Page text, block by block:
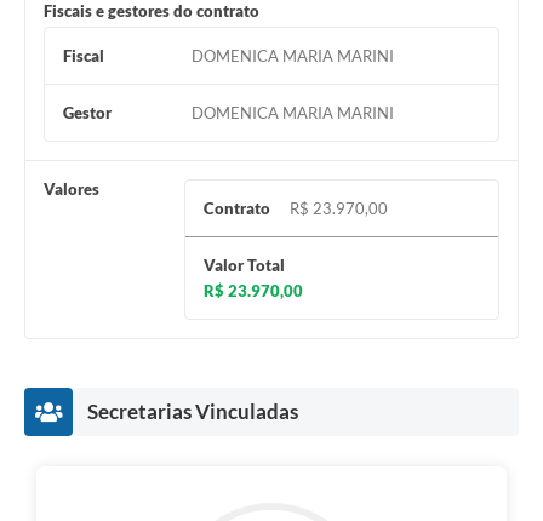
Fiscais e gestores do contrato
Fiscal DOMENICA MARIA MARINI
Gestor DOMENICA MARIA MARINI
Valores
Contrato
R$ 23.970,00
Valor Total
R$ 23.970,00
Secretarias Vinculadas